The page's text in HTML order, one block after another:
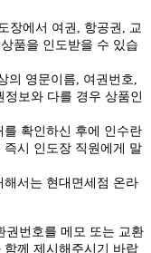
장에서 여권, 항공권, 교
품을 인도받을 수 있습
의 영문이름, 여권번호,
보와 다를 경우 상품인
확인하신 후에 인수란
시 인도장 직원에게 말
서는 현대면세점 온라
권번호를 메모 또는 교환
함께 제시해주시기 바랍